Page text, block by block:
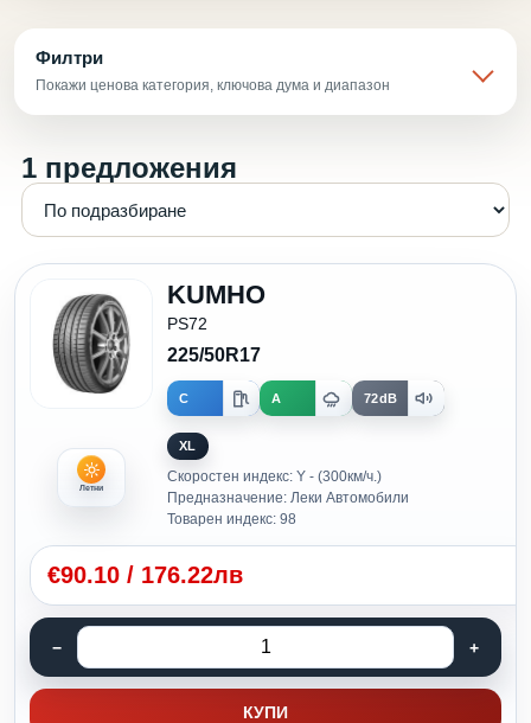
Филтри
Покажи ценова категория, ключова дума и диапазон
1 предложения
Летни
KUMHO
PS72
225/50R17
C A 72dB
XL
Скоростен индекс: Y - (300км/ч.)
Предназначение: Леки Автомобили
Товарен индекс: 98
€90.10 / 176.22лв
КУПИ